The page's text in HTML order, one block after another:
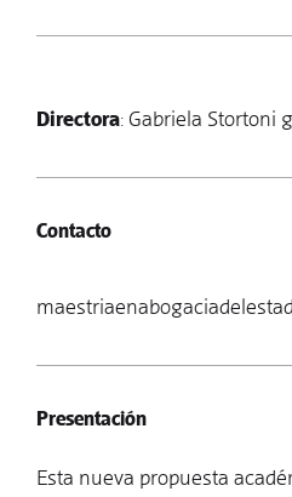
Directora: Gabriela Stortoni
Contacto
Presentación
Esta nueva propuesta